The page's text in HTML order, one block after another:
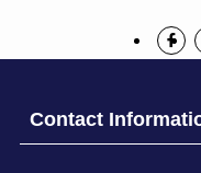
Contact